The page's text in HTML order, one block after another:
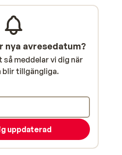
nya avresedatum?
så meddelar vi dig när
blir tillgängliga.
uppdaterad